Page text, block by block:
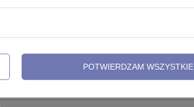
POTWIERDZAM WSZYSTKIE